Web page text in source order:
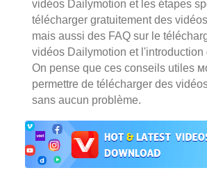
YT to MP3
vidéos Dailymotion et les étapes
télécharger gratuitement des
mais aussi des FAQ sur le
vidéos Dailymotion et l'introduction
On pense que ces conseils utiles
permettre de télécharger des
sans aucun problème.